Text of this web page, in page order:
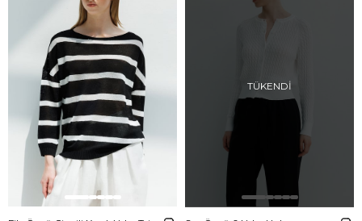
TÜKENDI